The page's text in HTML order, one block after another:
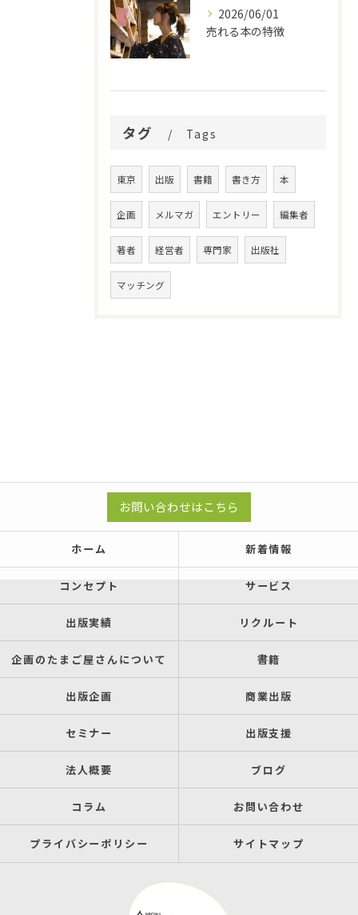
2026/06/01
売れる本の特徴
タグ Tags
東京 出版 書籍 書き方 本
企画 メルマガ エントリー 編集者
著者 経営者 専門家 出版社
マッチング
お問い合わせはこちら
ホーム 新着情報
コンセプト サービス
出版実績 リクルート
企画のたまご屋さんについて 書籍
出版企画 商業出版
セミナー 出版支援
法人概要 ブログ
コラム お問い合わせ
プライバシーポリシー サイトマップ